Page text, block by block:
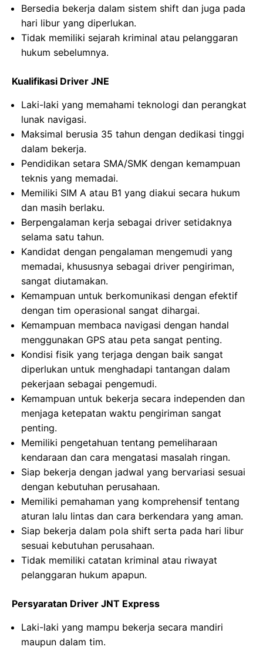
Bersedia bekerja dalam sistem shift dan juga pada
hari libur yang diperlukan.
Tidak memiliki sejarah kriminal atau pelanggaran
hukum sebelumnya.
Kualifikasi Driver JNE
Laki-laki yang memahami teknologi dan perangkat
lunak navigasi.
Maksimal berusia 35 tahun dengan dedikasi tinggi
dalam bekerja.
Pendidikan setara SMA/SMK dengan kemampuan
teknis yang memadai.
Memiliki SIM A atau B1 yang diakui secara hukum
dan masih berlaku.
Berpengalaman kerja sebagai driver setidaknya
selama satu tahun.
Kandidat dengan pengalaman mengemudi yang
memadai, khususnya sebagai driver pengiriman,
sangat diutamakan.
Kemampuan untuk berkomunikasi dengan efektif
dengan tim operasional sangat dihargai.
Kemampuan membaca navigasi dengan handal
menggunakan GPS atau peta sangat penting.
Kondisi fisik yang terjaga dengan baik sangat
diperlukan untuk menghadapi tantangan dalam
pekerjaan sebagai pengemudi.
Kemampuan untuk bekerja secara independen dan
menjaga ketepatan waktu pengiriman sangat
penting.
Memiliki pengetahuan tentang pemeliharaan
kendaraan dan cara mengatasi masalah ringan.
Siap bekerja dengan jadwal yang bervariasi sesuai
dengan kebutuhan perusahaan.
Memiliki pemahaman yang komprehensif tentang
aturan lalu lintas dan cara berkendara yang aman.
Siap bekerja dalam pola shift serta pada hari libur
sesuai kebutuhan perusahaan.
Tidak memiliki catatan kriminal atau riwayat
pelanggaran hukum apapun.
Persyaratan Driver JNT Express
Laki-laki yang mampu bekerja secara mandiri
maupun dalam tim.